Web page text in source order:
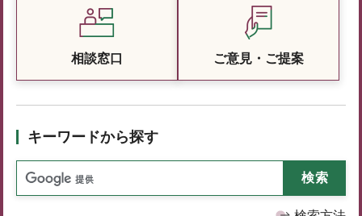
相談窓口 ご意見・ご提案
キーワードから探す